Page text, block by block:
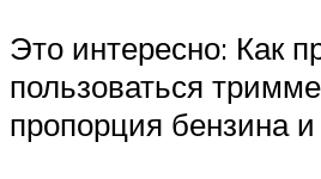
Это интересно: Как
пользоваться
пропорция бензина